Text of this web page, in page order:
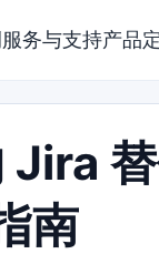
服务与支持产品
南